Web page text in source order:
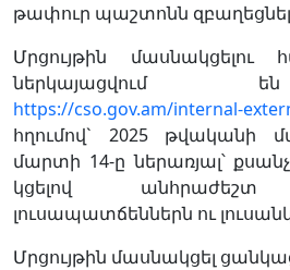
թափուր պաշտոնն
Մրցույթին մասնակցելու
ներկայացվում
https://cso.gov.am/internal-
հղումով` 2025 թվականի
մարտի 14-ը ներառյալ՝
կցելով անհրաժեշտ
լուսապատճեններն ու
Մրցույթին մասնակցել